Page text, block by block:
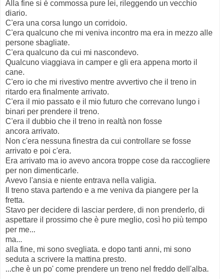
Alla fine si è commossa pure lei, rileggendo un vecchio
diario.
C'era una corsa lungo un corridoio.
C'era qualcuno che mi veniva incontro ma era in mezzo alle
persone sbagliate.
C'era qualcuno da cui mi nascondevo.
Qualcuno viaggiava in camper e gli era appena morto il
cane.
C'ero io che mi rivestivo mentre avvertivo che il treno in
ritardo era finalmente arrivato.
C'era il mio passato e il mio futuro che correvano lungo i
binari per prendere il treno.
C'era il dubbio che il treno in realtà non fosse
ancora arrivato.
Non c'era nessuna finestra da cui controllare se fosse
arrivato e poi c'era.
Era arrivato ma io avevo ancora troppe cose da raccogliere
per non dimenticarle.
Avevo l'ansia e niente entrava nella valigia.
Il treno stava partendo e a me veniva da piangere per la
fretta.
Stavo per decidere di lasciar perdere, di non prenderlo, di
aspettare il prossimo che è pure meglio, così ho più tempo
per me...
ma...
alla fine, mi sono svegliata. e dopo tanti anni, mi sono
seduta a scrivere la mattina presto.
...che è un po' come prendere un treno nel freddo dell'alba.